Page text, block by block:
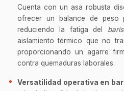
Cuenta con un asa robusta
ofrecer un balance de peso
reduciendo la fatiga del
aislamiento térmico que no
proporcionando un agarre
contra quemaduras laborales.
Versatilidad operativa en